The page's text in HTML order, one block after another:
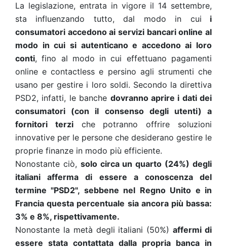
La legislazione, entrata in vigore il 14 settembre,
sta influenzando tutto, dal modo in cui i
consumatori accedono ai servizi bancari online al
modo in cui si autenticano e accedono ai loro
conti, fino al modo in cui effettuano pagamenti
online e contactless e persino agli strumenti che
usano per gestire i loro soldi. Secondo la direttiva
PSD2, infatti, le banche dovranno aprire i dati dei
consumatori (con il consenso degli utenti) a
fornitori terziche potranno offrire soluzioni
innovative per le persone che desiderano gestire le
proprie finanze in modo più efficiente.
Nonostante ciò, solo circa un quarto (24%) degli
italiani afferma di essere a conoscenza del
termine "PSD2", sebbene nel Regno Unito e in
Francia questa percentuale sia ancora più bassa:
3% e 8%, rispettivamente.
Nonostante la metà degli italiani (50%)affermi di
essere stata contattata dalla propria banca in